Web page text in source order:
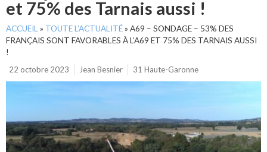
et 75% des Tarnais aussi !
ACCUEIL » TOUTE L’ACTUALITÉ» A69 – SONDAGE – 53% DES
FRANÇAIS SONT FAVORABLES À L’A69 ET 75% DES TARNAIS AUSSI
!
22 octobre 2023
Jean Besnier 31 Haute-Garonne